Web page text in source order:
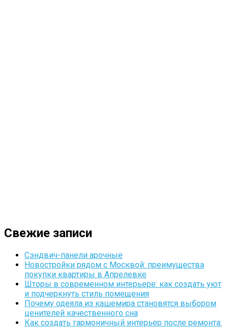
Свежие записи
Сэндвич-панели арочные
Новостройки рядом с Москвой: преимущества
покупки квартиры в Апрелевке
Шторы в современном интерьере: как создать уют
и подчеркнуть стиль помещения
Почему одеяла из кашемира становятся выбором
ценителей качественного сна
Как создать гармоничный интерьер после ремонта: